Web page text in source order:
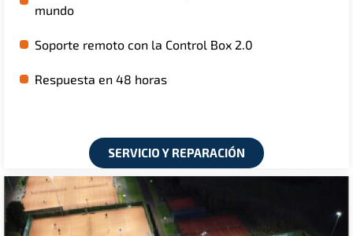
mundo
Soporte remoto con la Control Box 2.0
Respuesta en 48 horas
SERVICIO Y REPARACIÓN